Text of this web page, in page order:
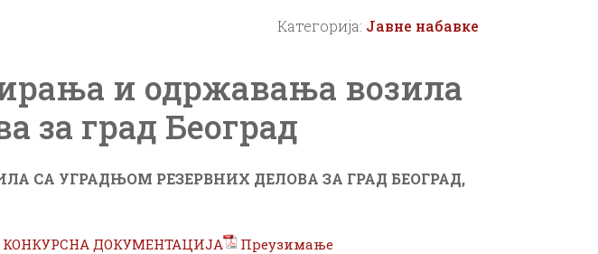
Категорија: Јавне набавке
и одржавања возила
за град Београд
СА УГРАДЊОМ РЕЗЕРВНИХ ДЕЛОВА ЗА ГРАД БЕОГРАД,
КОНКУРСНА ДОКУМЕНТАЦИЈА Преузимање